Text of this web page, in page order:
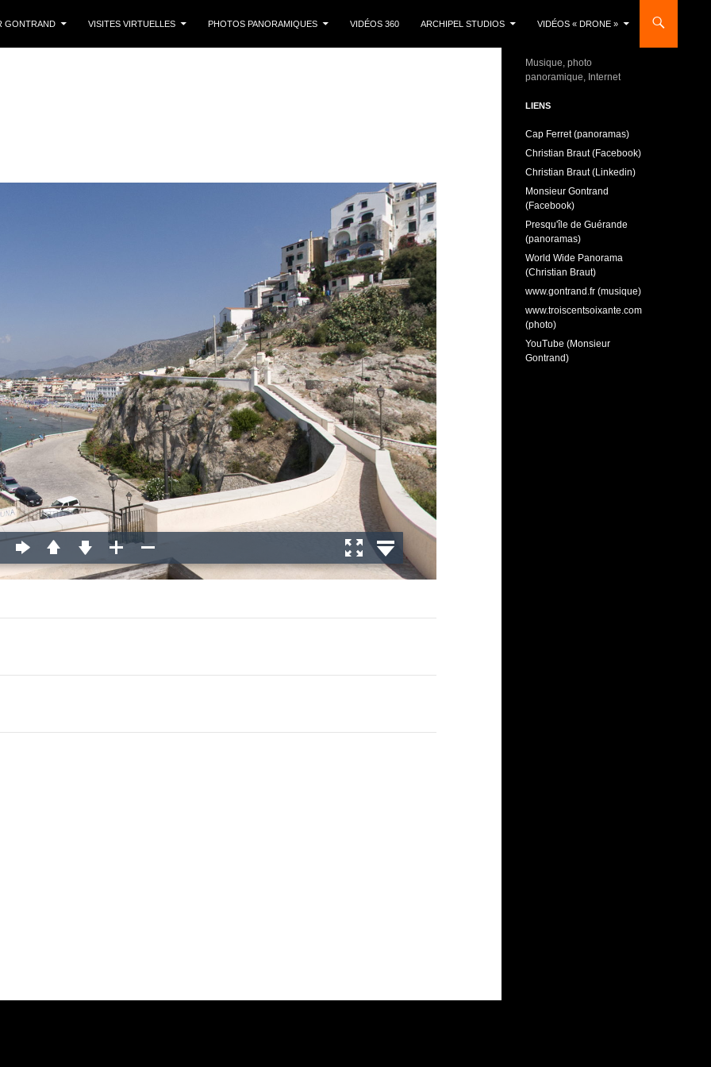
GONTRAND
VISITES VIRTUELLES PHOTOS PANORAMIQUES VIDÉOS 360 ARCHIPEL STUDIOS VIDÉOS « DRONE »
Musique, photo
panoramique, Internet
LIENS
Cap Ferret (panoramas)
Christian Braut (Facebook)
Christian Braut (Linkedin)
Monsieur Gontrand
(Facebook)
Presqu'île de Guérande
(panoramas)
World Wide Panorama
(Christian Braut)
www.gontrand.fr (musique)
www.troiscentsoixante.com
(photo)
YouTube (Monsieur
Gontrand)